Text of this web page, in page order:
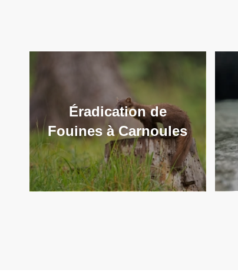
Éradication de
Fouines à Carnoules